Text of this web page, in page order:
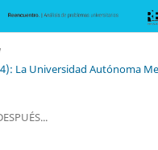
La Universidad Autónoma